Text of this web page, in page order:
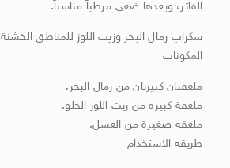
الفاتر، وبعدها ضعي مرطباً مناسباً.
سكراب رمال البحر وزيت اللوز للمناطق الخشنة
المكونات
ملعقتان كبيرتان من رمال البحر.
ملعقة كبيرة من زيت اللوز الحلو.
ملعقة صغيرة من العسل.
طريقة الاستخدام